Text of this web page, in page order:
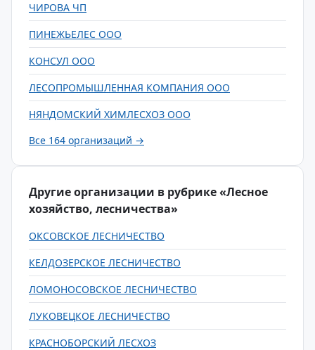
ЧИРОВА ЧП
ПИНЕЖЬЕЛЕС ООО
КОНСУЛ ООО
ЛЕСОПРОМЫШЛЕННАЯ КОМПАНИЯ ООО
НЯНДОМСКИЙ ХИМЛЕСХОЗ ООО
Все 164 организаций →
Другие организации в рубрике «Лесное
хозяйство, лесничества»
ОКСОВСКОЕ ЛЕСНИЧЕСТВО
КЕЛДОЗЕРСКОЕ ЛЕСНИЧЕСТВО
ЛОМОНОСОВСКОЕ ЛЕСНИЧЕСТВО
ЛУКОВЕЦКОЕ ЛЕСНИЧЕСТВО
КРАСНОБОРСКИЙ ЛЕСХОЗ